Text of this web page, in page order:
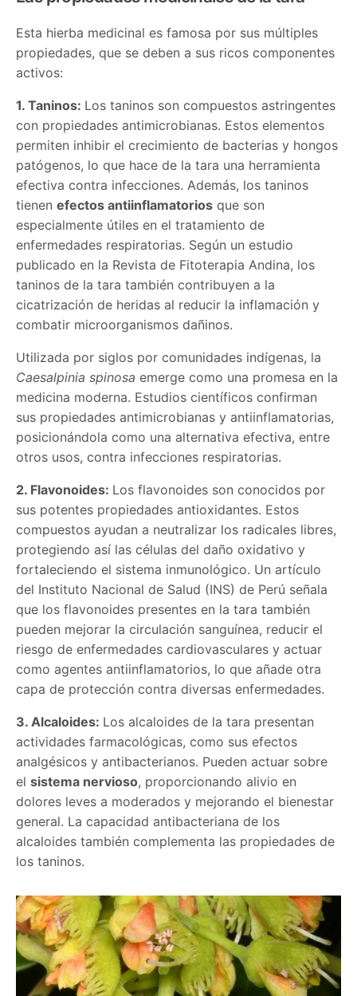
Esta hierba medicinal es famosa por sus múltiples
propiedades, que se deben a sus ricos componentes
activos:
1. Taninos: Los taninos son compuestos astringentes
con propiedades antimicrobianas. Estos elementos
permiten inhibir el crecimiento de bacterias y hongos
patógenos, lo que hace de la tara una herramienta
efectiva contra infecciones. Además, los taninos
tienenefectos antiinflamatorios que son
especialmente útiles en el tratamiento de
enfermedades respiratorias. Según un estudio
publicado en la Revista de Fitoterapia Andina, los
taninos de la tara también contribuyen a la
cicatrización de heridas al reducir la inflamación y
combatir microorganismos dañinos.
Utilizada por siglos por comunidades indígenas, la
Caesalpinia spinosa emerge como una promesa en la
medicina moderna. Estudios científicos confirman
sus propiedades antimicrobianas y antiinflamatorias,
posicionándola como una alternativa efectiva, entre
otros usos, contra infecciones respiratorias.
2. Flavonoides: Los flavonoides son conocidos por
sus potentes propiedades antioxidantes. Estos
compuestos ayudan a neutralizar los radicales libres,
protegiendo así las células del daño oxidativo y
fortaleciendo el sistema inmunológico. Un artículo
del Instituto Nacional de Salud (INS) de Perú señala
que los flavonoides presentes en la tara también
pueden mejorar la circulación sanguínea, reducir el
riesgo de enfermedades cardiovasculares y actuar
como agentes antiinflamatorios, lo que añade otra
capa de protección contra diversas enfermedades.
3. Alcaloides: Los alcaloides de la tara presentan
actividades farmacológicas, como sus efectos
analgésicos y antibacterianos. Pueden actuar sobre
elsistema nervioso, proporcionando alivio en
dolores leves a moderados y mejorando el bienestar
general. La capacidad antibacteriana de los
alcaloides también complementa las propiedades de
los taninos.